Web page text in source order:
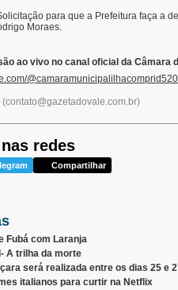
para que a Prefeitura faça a
Moraes.
ao vivo no canal oficial da Câmara
(contato@gazetadovale.com.br)
redes
Compartilhar
Fubá com Laranja
A trilha da morte
será realizada entre os dias 25 e
italianos para curtir na Netflix